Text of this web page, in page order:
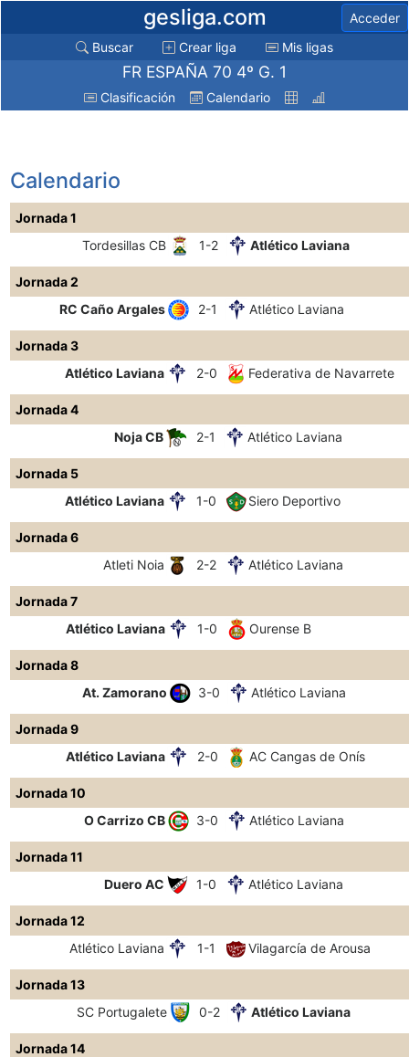
gesliga.com
Acceder
Buscar
Crear liga Mis ligas
FR ESPAÑA 70 4º G. 1
Clasificación Calendario
Calendario
Jornada 1
Tordesillas CB
1-2 Atlético Laviana
Jornada 2
RC Caño Argales
2-1 Atlético Laviana
Jornada 3
Atlético Laviana
2-0 Federativa de Navarrete
Jornada 4
Noja CB
2-1 Atlético Laviana
Jornada 5
Atlético Laviana
1-0 Siero Deportivo
Jornada 6
Atleti Noia
2-2 Atlético Laviana
Jornada 7
Atlético Laviana
1-0 Ourense B
Jornada 8
At. Zamorano
3-0 Atlético Laviana
Jornada 9
Atlético Laviana
2-0 AC Cangas de Onís
Jornada 10
O Carrizo CB
3-0 Atlético Laviana
Jornada 11
Duero AC
1-0 Atlético Laviana
Jornada 12
Atlético Laviana
1-1 Vilagarcía de Arousa
Jornada 13
SC Portugalete
0-2 Atlético Laviana
Jornada 14